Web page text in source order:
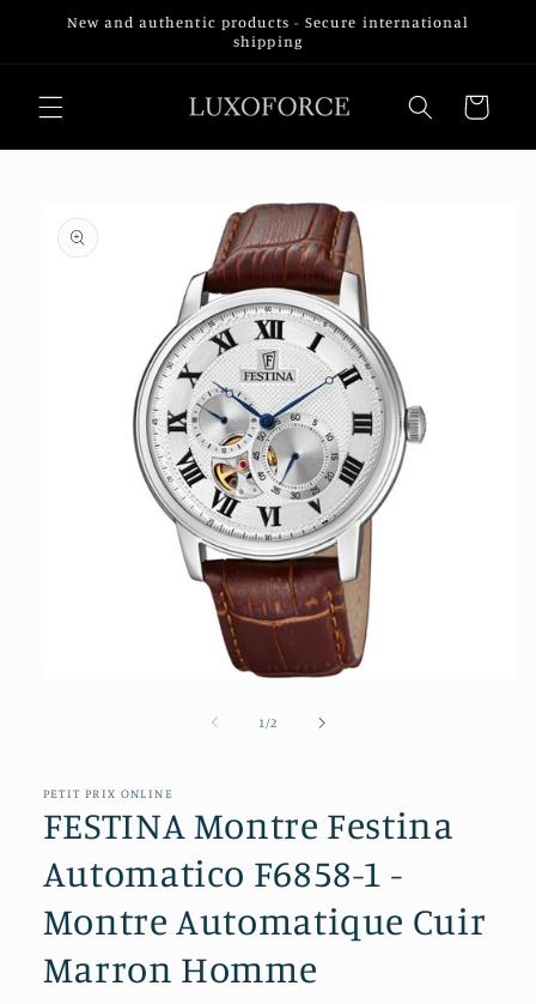
Skip to
New and authentic products - Secure international
shipping
Cart
product
information
1 /of2
PETIT PRIX ONLINE
FESTINA Montre Festina
Automatico F6858-1 -
Montre Automatique Cuir
Marron Homme